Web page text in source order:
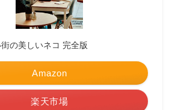
の美しいネコ 完全版
Amazon
楽天市場